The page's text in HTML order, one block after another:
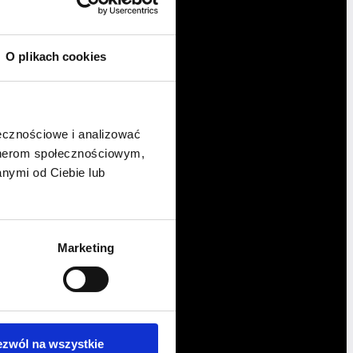
O plikach cookies
i analizować
społecznościowym,
od Ciebie lub
Marketing
na wszystkie